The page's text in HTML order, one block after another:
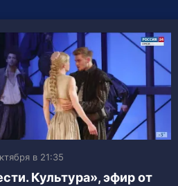
в 21:35
Культура», эфир от